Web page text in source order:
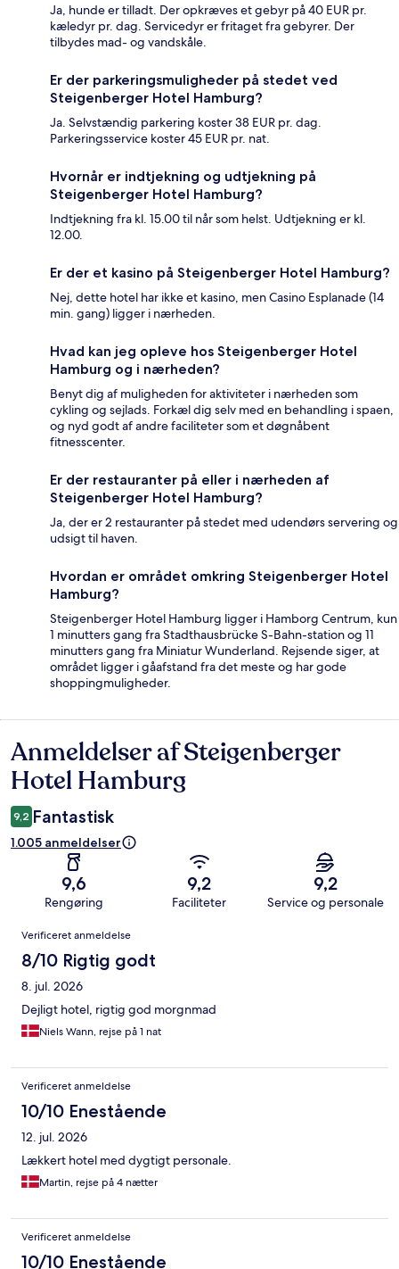
Ja, hunde er tilladt. Der opkræves et gebyr på 40 EUR pr.
kæledyr pr. dag. Servicedyr er fritaget fra gebyrer. Der
tilbydes mad- og vandskåle.
Er der parkeringsmuligheder på stedet ved
Steigenberger Hotel Hamburg?
Ja. Selvstændig parkering koster 38 EUR pr. dag.
Parkeringsservice koster 45 EUR pr. nat.
Hvornår er indtjekning og udtjekning på
Steigenberger Hotel Hamburg?
Indtjekning fra kl. 15.00 til når som helst. Udtjekning er kl.
12.00.
Er der et kasino på Steigenberger Hotel Hamburg?
Nej, dette hotel har ikke et kasino, men Casino Esplanade (14
min. gang) ligger i nærheden.
Hvad kan jeg opleve hos Steigenberger Hotel
Hamburg og i nærheden?
Benyt dig af muligheden for aktiviteter i nærheden som
cykling og sejlads. Forkæl dig selv med en behandling i spaen,
og nyd godt af andre faciliteter som et døgnåbent
fitnesscenter.
Er der restauranter på eller i nærheden af
Steigenberger Hotel Hamburg?
Ja, der er 2 restauranter på stedet med udendørs servering og
udsigt til haven.
Hvordan er området omkring Steigenberger Hotel
Hamburg?
Steigenberger Hotel Hamburg ligger i Hamborg Centrum, kun
1 minutters gang fra Stadthausbrücke S-Bahn-station og 11
minutters gang fra Miniatur Wunderland. Rejsende siger, at
området ligger i gåafstand fra det meste og har gode
shoppingmuligheder.
Anmeldelser
Anmeldelser af Steigenberger
Hotel Hamburg
9,2 Fantastisk
1.005 anmeldelser
9,6
Rengøring
9,2
Faciliteter
9,2
Service og personale
Anmeldelser
Verificeret anmeldelse
8/10 Rigtig godt
8. jul. 2026
Dejligt hotel, rigtig god morgnmad
Niels Wann, rejse på 1 nat
Verificeret anmeldelse
10/10 Enestående
12. jul. 2026
Lækkert hotel med dygtigt personale.
Martin, rejse på 4 nætter
Verificeret anmeldelse
10/10 Enestående